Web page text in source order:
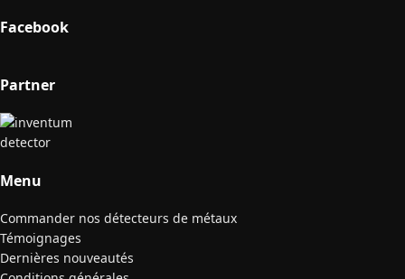
Facebook
Partner
Menu
Commander nos détecteurs de métaux
Témoignages
Dernières nouveautés